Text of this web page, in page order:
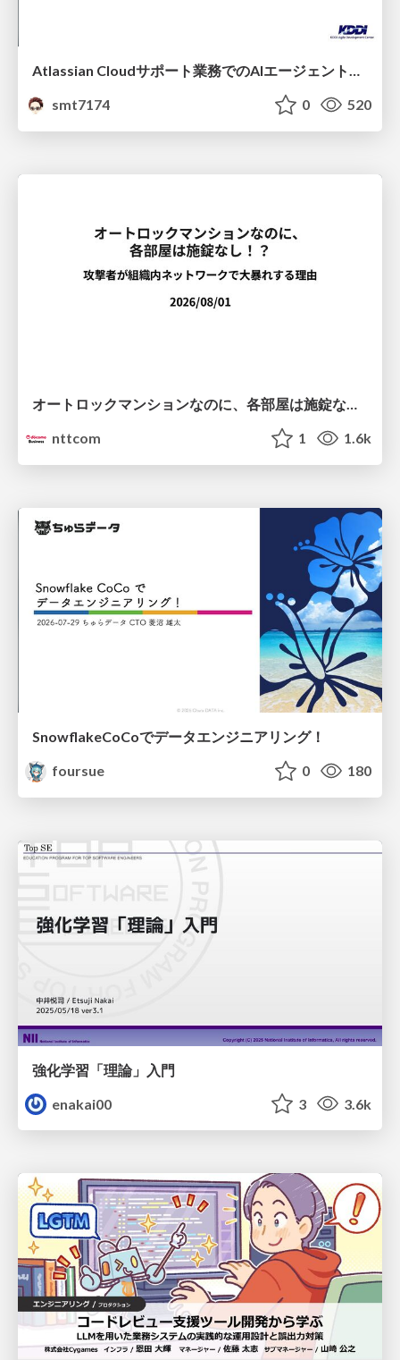
Atlassian Cloudサポート業務でのAIエージェント活用事例
smt7174
0 520
nttcom
1 1.6k
SnowflakeCoCoでデータエンジニアリング！
foursue
0 180
強化学習「理論」入門
enakai00
3 3.6k